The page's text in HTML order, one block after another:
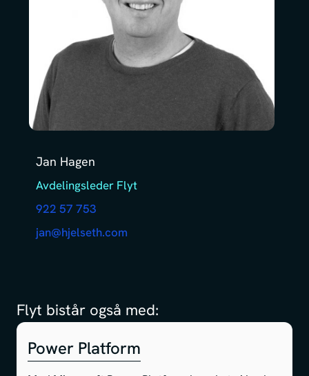
Jan Hagen
Avdelingsleder Flyt
922 57 753
jan@hjelseth.com
Flyt bistår også med:
Power Platform